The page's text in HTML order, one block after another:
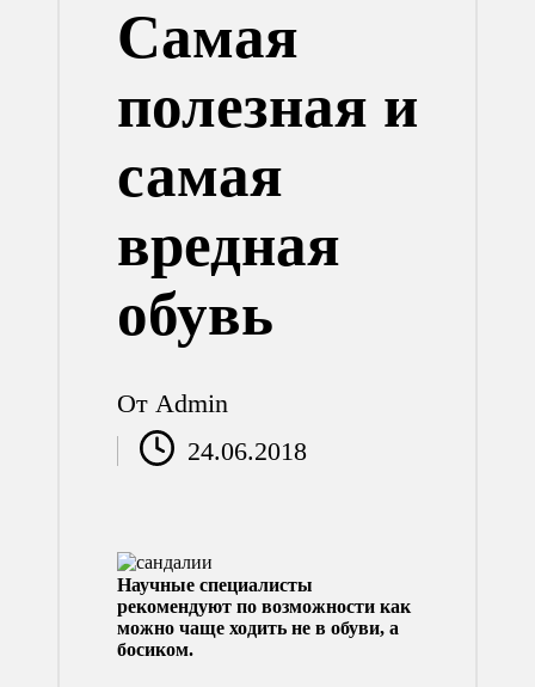
Самая
полезная и
самая
вредная
обувь
Запись
от
От Admin
24.06.2018
Научные специалисты
рекомендуют по возможности как
можно чаще ходить не в обуви, а
босиком.